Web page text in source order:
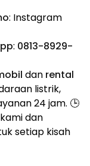
: Instagram
: 0813-8929-
dan rental
listrik,
24 jam. 🕒
dan
setiap kisah